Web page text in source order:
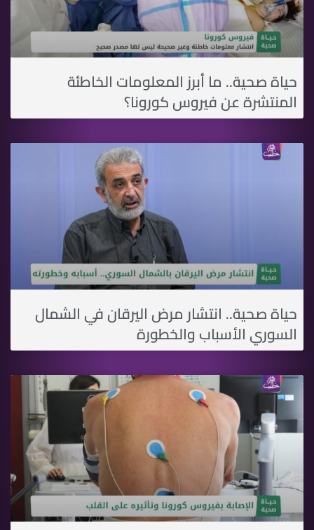
حياة صحية.. ما أبرز المعلومات الخاطئة
المنتشرة عن فيروس كورونا؟
حياة صحية.. انتشار مرض اليرقان في الشمال
السوري الأسباب والخطورة